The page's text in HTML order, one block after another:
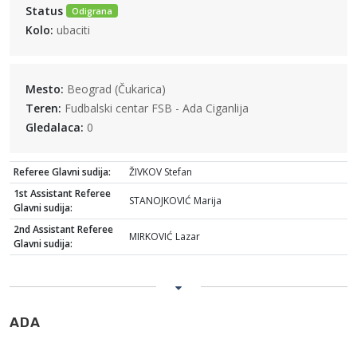
Status
Odigrana
Kolo: ubaciti
Mesto: Beograd (Čukarica)
Teren: Fudbalski centar FSB - Ada Ciganlija
Gledalaca: 0
Referee Glavni sudija:
ŽIVKOV Stefan
1st Assistant Referee
Glavni sudija:
STANOJKOVIĆ Marija
2nd Assistant Referee
Glavni sudija:
MIRKOVIĆ Lazar
ADA